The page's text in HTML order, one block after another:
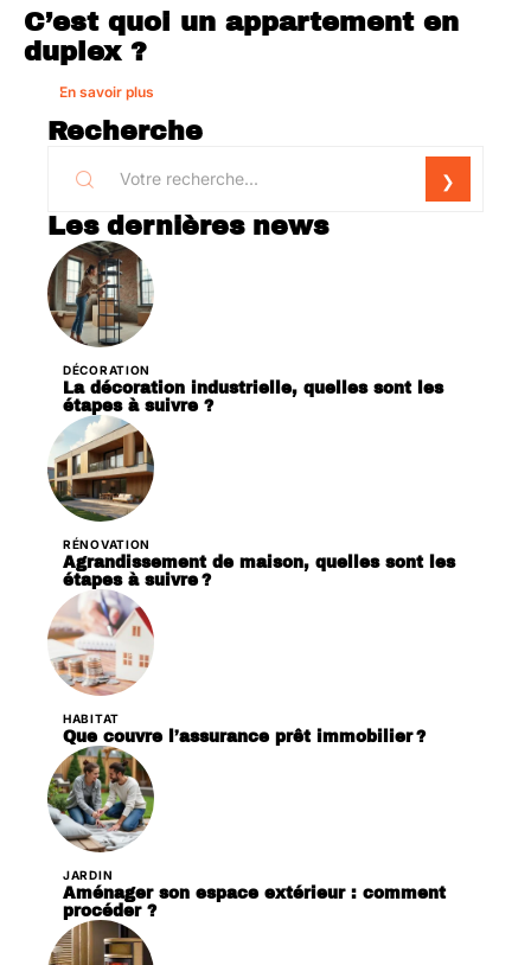
C’est quoi un appartement en
duplex ?
En savoir plus
Recherche
Les dernières news
DÉCORATION
La décoration industrielle, quelles sont les
étapes à suivre ?
RÉNOVATION
Agrandissement de maison, quelles sont les
étapes à suivre ?
HABITAT
Que couvre l’assurance prêt immobilier ?
JARDIN
Aménager son espace extérieur : comment
procéder ?